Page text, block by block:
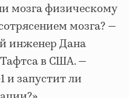
мозга физическому
мозга? —
инженер Дана
в США. —
и запустит ли